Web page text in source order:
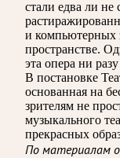
стали едва ли не
и компьютерных
пространстве.
эта опера ни
В постановке
основанная на
зрителям не
музыкального
прекрасных
По материалам